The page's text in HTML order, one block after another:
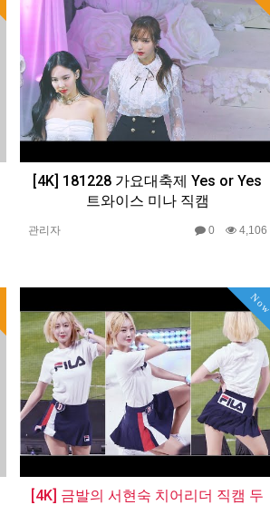
[4K] 181228 가요대축제 Yes or Yes
트와이스 미나 직캠
관리자 0 4,106
Now
[4K] 금발의 서현숙 치어리더 직캠 두